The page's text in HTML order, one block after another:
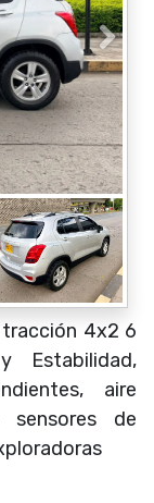
tracción 4x2 6
Estabilidad,
aire
sensores de